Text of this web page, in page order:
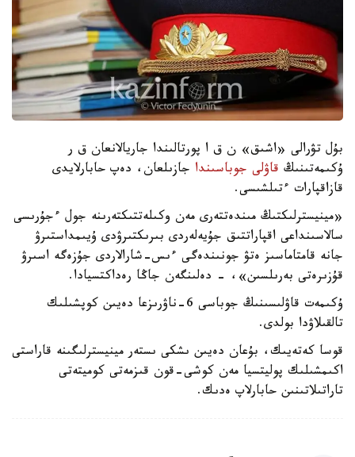
بۇل تۋرالى «اشىق» ن ق ا پورتالىندا جاريالانعان ق ر
ۇكىمەتىنىڭ قاۋلى جوباسىندا جازىلعان، دەپ حابارلايدى
قازاقپارات ءتىلشىسى.
«مينيسترلىكتىڭ مىندەتتەرى مەن وكىلەتتىكتەرىنە جول ءجۇرىسى
سالاسىنداعى اقپاراتتىق جۇيەلەردى بىرىكتىرۋدى ۇيىمداستىرۋ
جانە قامتاماسىز ەتۋ جونىندەگى ءىس-شارالاردى جۇزەگە اسىرۋ
قۇزىرەتى بەرىلسىن»، - دەلىنگەن جاڭا رەداكتسيادا.
ۇكىمەت قاۋلىسىنىڭ جوباسى 6-ناۋرىزعا دەيىن كوپشىلىك
تالقىلاۋدا بولدى.
قوسا كەتەيىك، بۇعان دەيىن ىشكى ىستەر مينيسترلىگىنە قاراستى
اكىمشىلىك پوليتسيا مەن كوشى-قون قىزمەتى كوميتەتى
تاراتىلاتىنىن حابارلاپ ەدىك.